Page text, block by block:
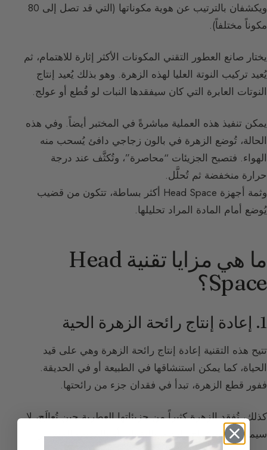
ويكشفان بالترتيب عن هوية مكوناتها (التي قد تصل إلى 80
مكوناً مختلفاً).
يختار صانع العطور التقني المكونات الأكثر إثارة للاهتمام، ثم
يُعيد تركيب النوتة العليا لهذه الزهرة. وهو بذلك يُعيد إنتاج
النوتات العابرة التي كان سيفقدها النبات لو قُطع أو عولج.
يمكن تنفيذ هذه العملية مباشرةً في المختبر أيضاً. وفي هذه
الحالة، تُوضع الزهرة في بالون زجاجي دافئ يُسحب منه
الهواء. فتصبح الجزيئات “محاصرة”، وتُكثَّف عند درجة
حرارة منخفضة ثم تُحلَّل.
وثمة أجهزة Head Space أكثر بساطة، تتكون من قضيب
يُوضع أمام المادة المراد تحليلها.
ما هي مزايا تقنية Head
Space؟
1. إعادة إنتاج رائحة الزهرة الحية
تتيح هذه التقنية إعادة إنتاج رائحة الزهرة وهي على قيد
الحياة، كما يمكن استنشاقها في الطبيعة أو في الحديقة.
ففور قطع الزهرة، تبدأ في فقدان جزء من رائحتها.
كذلك، تُفقد الزهرة كثيراً من جزيئاتها العطرية حين تُعالَج، لا
سيما عند استخراج رائحتها بالتقطير أو بالمذيب المتطاير.